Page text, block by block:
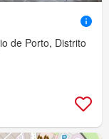
de Porto, Distrito